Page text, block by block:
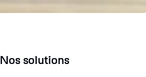
Nos solutions